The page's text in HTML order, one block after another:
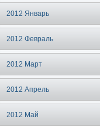
2012 Январь
2012 Февраль
2012 Март
2012 Апрель
2012 Май